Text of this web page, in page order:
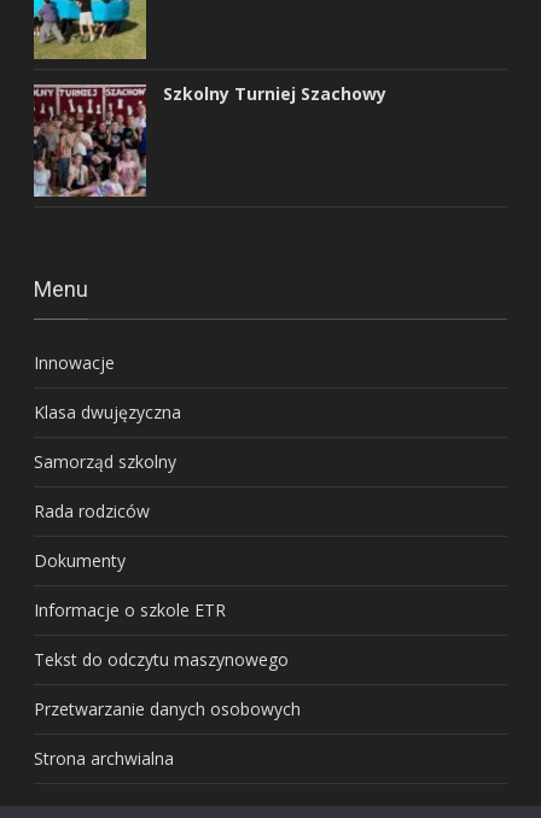
Szkolny Turniej Szachowy
Menu
Innowacje
Klasa dwujęzyczna
Samorząd szkolny
Rada rodziców
Dokumenty
Informacje o szkole ETR
Tekst do odczytu maszynowego
Przetwarzanie danych osobowych
Strona archwialna